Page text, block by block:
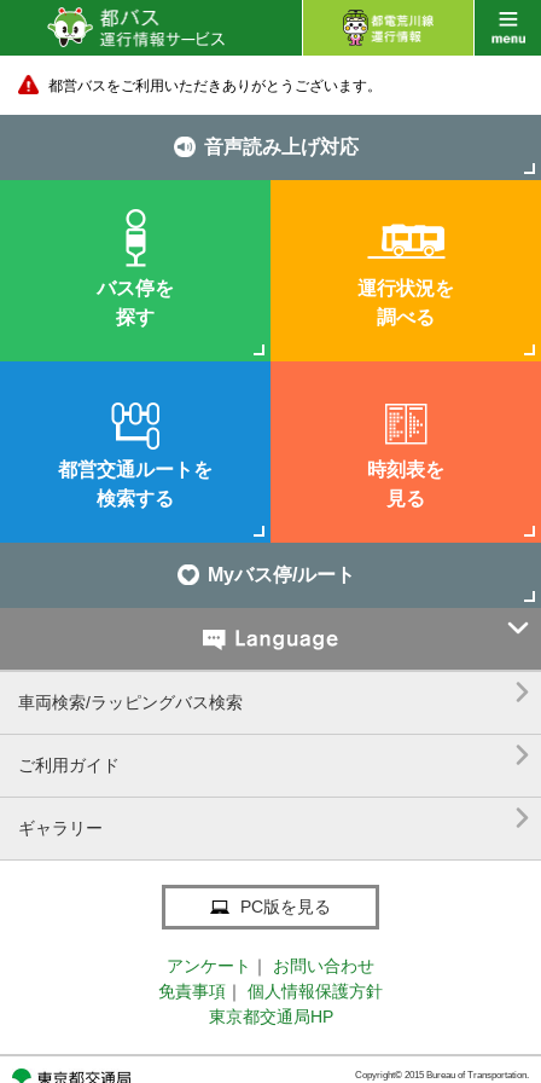
都営バスをご利用いただきありがとうございます。
音声読み上げ対応
バス停を
探す
運行状況を
調べる
都営交通ルートを
検索する
時刻表を
見る
Myバス停/ルート

車両検索/ラッピングバス検索 
ご利用ガイド 
ギャラリー 
PC版を見る
アンケート ｜
お問い合わせ
免責事項 ｜
個人情報保護方針
東京都交通局HP
Copyright© 2015 Bureau of Transportation.